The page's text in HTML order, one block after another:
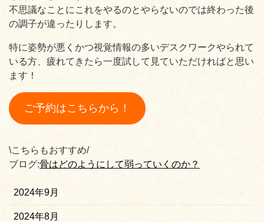
不思議なことにこれをやるのとやらないのでは終わった後
の調子が違ったりします。
特に姿勢が悪くかつ視覚情報の多いデスクワークやられて
いる方、疲れてきたら一度試して見ていただければと思い
ます！
ご予約はこちらから！
\こちらもおすすめ/
ブログ:骨はどのようにして弱っていくのか？
2024年9月
2024年8月